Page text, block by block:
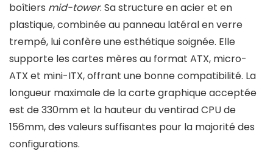
boîtiers mid-tower. Sa structure en acier et en
plastique, combinée au panneau latéral en verre
trempé, lui confère une esthétique soignée. Elle
supporte les cartes mères au format ATX, micro-
ATX et mini-ITX, offrant une bonne compatibilité. La
longueur maximale de la carte graphique acceptée
est de 330mm et la hauteur du ventirad CPU de
156mm, des valeurs suffisantes pour la majorité des
configurations.